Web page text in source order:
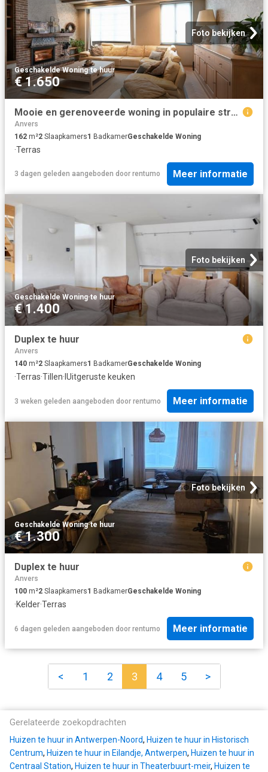
Foto bekijken
Geschakelde Woning·te huur
€ 1.650
Mooie en gerenoveerde woning in populaire straat te Borgerhout
Anvers
162 m²2 Slaapkamers1 BadkamerGeschakelde Woning
·Terras
3 dagen geleden aangeboden door rentumo Meer informatie
Foto bekijken
Geschakelde Woning·te huur
€ 1.400
Duplex te huur
Anvers
140 m²2 Slaapkamers1 BadkamerGeschakelde Woning
·Terras·Tillen· IUitgeruste keuken
3 weken geleden aangeboden door rentumo Meer informatie
Foto bekijken
Geschakelde Woning·te huur
€ 1.300
Duplex te huur
Anvers
100 m²2 Slaapkamers1 BadkamerGeschakelde Woning
·Kelder·Terras
6 dagen geleden aangeboden door rentumo Meer informatie
< 1 2 3 4 5 >
Gerelateerde zoekopdrachten
Huizen te huur in Antwerpen-Noord, Huizen te huur in Historisch
Centrum, Huizen te huur in Eilandje, Antwerpen, Huizen te huur in
Centraal Station, Huizen te huur in Theaterbuurt-meir, Huizen te